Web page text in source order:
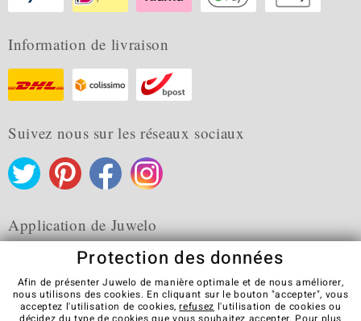
Information de livraison
Suivez nous sur les réseaux sociaux
Application de Juwelo
CGV Protection des données
Cookies
Protection des données
Afin de présenter Juwelo de manière optimale et de nous améliorer,
nous utilisons des cookies. En cliquant sur le bouton "accepter", vous
acceptez l'utilisation de cookies,refusez l'utilisation de cookies ou